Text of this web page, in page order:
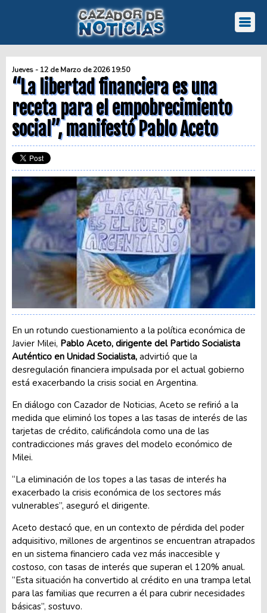
Jueves - 12 de Marzo de 2026 19:50
“La libertad financiera es una
receta para el empobrecimiento
social”, manifestó Pablo Aceto
En un rotundo cuestionamiento a la política económica de
Javier Milei, Pablo Aceto, dirigente del Partido Socialista
Auténtico en Unidad Socialista, advirtió que la
desregulación financiera impulsada por el actual gobierno
está exacerbando la crisis social en Argentina.
En diálogo con Cazador de Noticias, Aceto se refirió a la
medida que eliminó los topes a las tasas de interés de las
tarjetas de crédito, calificándola como una de las
contradicciones más graves del modelo económico de
Milei.
“La eliminación de los topes a las tasas de interés ha
exacerbado la crisis económica de los sectores más
vulnerables”, aseguró el dirigente.
Aceto destacó que, en un contexto de pérdida del poder
adquisitivo, millones de argentinos se encuentran atrapados
en un sistema financiero cada vez más inaccesible y
costoso, con tasas de interés que superan el 120% anual.
“Esta situación ha convertido al crédito en una trampa letal
para las familias que recurren a él para cubrir necesidades
básicas”, sostuvo.